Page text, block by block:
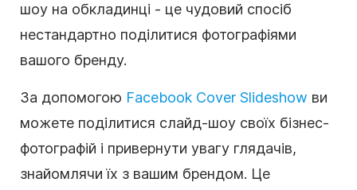
шоу на обкладинці - це чудовий спосіб
нестандартно поділитися фотографіями
вашого бренду.
За допомогою Facebook Cover Slideshow ви
можете поділитися слайд-шоу своїх бізнес-
фотографій і привернути увагу глядачів,
знайомлячи їх з вашим брендом. Це